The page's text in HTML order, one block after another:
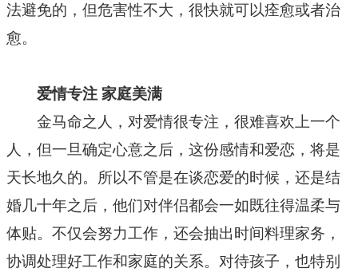
法避免的，但危害性不大，很快就可以痊愈或者治
愈。
爱情专注 家庭美满
金马命之人，对爱情很专注，很难喜欢上一个
人，但一旦确定心意之后，这份感情和爱恋，将是
天长地久的。所以不管是在谈恋爱的时候，还是结
婚几十年之后，他们对伴侣都会一如既往得温柔与
体贴。不仅会努力工作，还会抽出时间料理家务，
协调处理好工作和家庭的关系。对待孩子，也特别